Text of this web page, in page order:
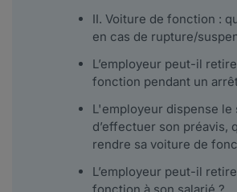
II. Voiture de fonction :
en cas de rupture/
L’employeur peut-il
fonction pendant un
L'employeur dispense le
d’effectuer son préavis,
rendre sa voiture de
L’employeur peut-il